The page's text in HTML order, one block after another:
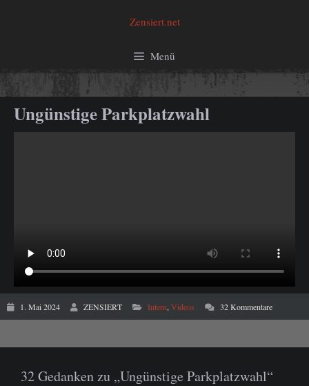
Zensiert.net
Menü
Ungünstige Parkplatzwahl
1. Mai 2024 ZENSIERT Intern Videos 32 Kommentare
32 Gedanken zu „Ungünstige Parkplatzwahl“